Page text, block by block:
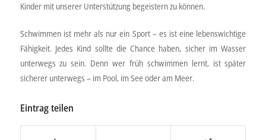
Kinder mit unserer Unterstützung begeistern zu können.
Schwimmen ist mehr als nur ein Sport – es ist eine lebenswichtige
Fähigkeit. Jedes Kind sollte die Chance haben, sicher im Wasser
unterwegs zu sein. Denn wer früh schwimmen lernt, ist später
sicherer unterwegs – im Pool, im See oder am Meer.
Eintrag teilen